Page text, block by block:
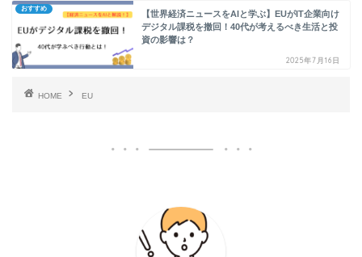
おすすめ
【世界経済ニュースをAIと学ぶ】EUがIT企業向け
デジタル課税を撤回！40代が考えるべき生活と投
資の影響は？
2025年7月16日
HOME EU